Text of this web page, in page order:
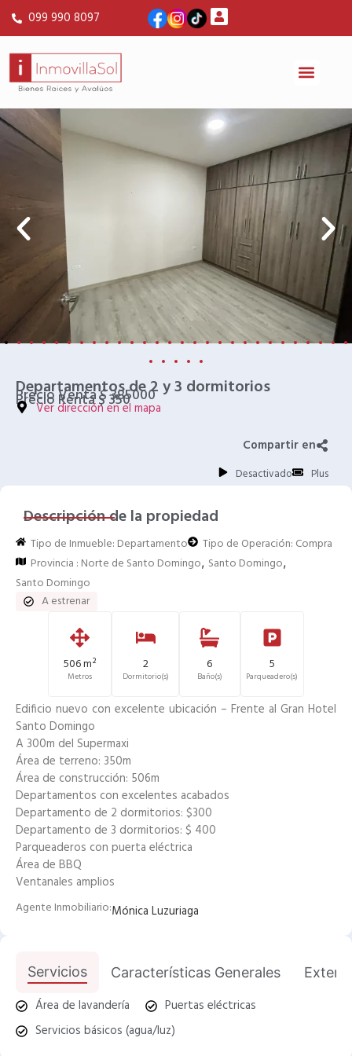
099 990 8097
Departamentos de 2 y 3 dormitorios
Precio Venta $ 385000
Precio Renta $ 350
Ver dirección en el mapa
Compartir en
Desactivado Plus
Descripción de la propiedad
Tipo de Inmueble: Departamento Tipo de Operación: Compra
Provincia : Norte de Santo Domingo, Santo Domingo,
Santo Domingo
A estrenar
506 m²
Metros
2
Dormitorio(s)
6
Baño(s)
5
Parqueadero(s)
Edificio nuevo con excelente ubicación – Frente al Gran Hotel
Santo Domingo
A 300m del Supermaxi
Área de terreno: 350m
Área de construcción: 506m
Departamentos con excelentes acabados
Departamento de 2 dormitorios: $300
Departamento de 3 dormitorios: $ 400
Parqueaderos con puerta eléctrica
Área de BBQ
Ventanales amplios
Agente Inmobiliario:Mónica Luzuriaga
Servicios Características Generales
Área de lavandería
Puertas eléctricas
Servicios básicos (agua/luz)